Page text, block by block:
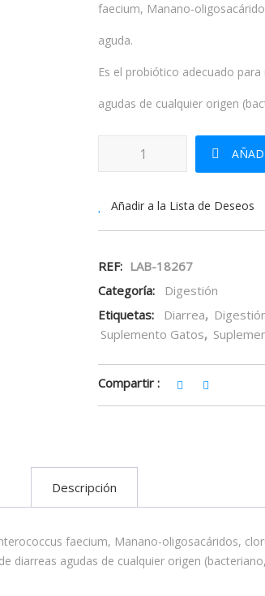
faecium, Manano-
aguda.
Es el probiótico adecuado
agudas de cualquier origen
Daforte Flora Intestinal 50ml
Añadir a la Lista de Deseos
REF: LAB-18267
Categoría:
Digestión
Etiquetas:
Diarrea,
Suplemento Gatos,
Compartir :
Descripción
faecium, Manano-oligosacáridos,
diarreas agudas de cualquier origen